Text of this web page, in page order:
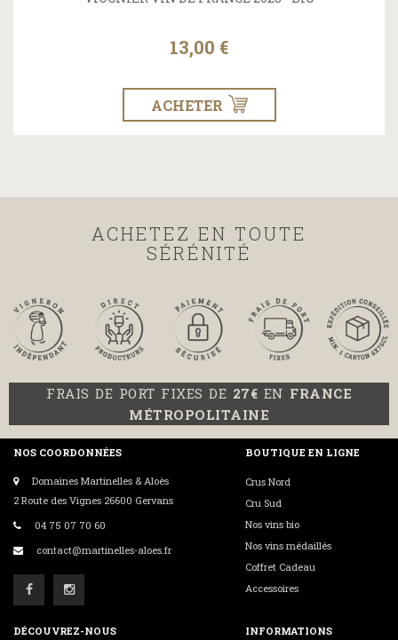
13,00 €
ACHETER
ACHETEZ EN TOUTE
SÉRÉNITÉ
FRAIS DE PORT FIXES DE 27€ EN FRANCE
MÉTROPOLITAINE
NOS COORDONNÉES
Domaines Martinelles & Aloès
2 Route des Vignes 26600 Gervans
04 75 07 70 60
contact@martinelles-aloes.fr
BOUTIQUE EN LIGNE
Crus Nord
Cru Sud
Nos vins bio
Nos vins médaillés
Coffret Cadeau
Accessoires
DÉCOUVREZ-NOUS INFORMATIONS